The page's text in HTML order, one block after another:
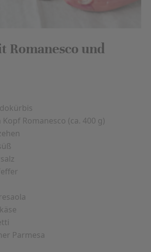
Romanesco und
Romanesco (ca. 400 g)
Parmesa